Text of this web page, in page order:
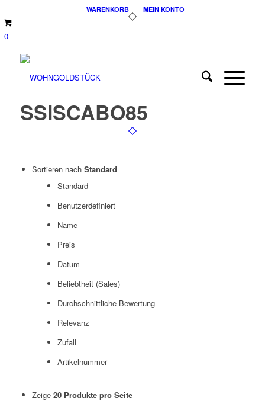
WARENKORB MEIN KONTO
0
SSISCABO85
Sortieren nach Standard
Standard
Benutzerdefiniert
Name
Preis
Datum
Beliebtheit (Sales)
Durchschnittliche Bewertung
Relevanz
Zufall
Artikelnummer
Zeige 20 Produkte pro Seite